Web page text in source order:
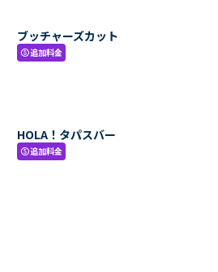
ブッチャーズカット
paid追加料金
HOLA！タパスバー
paid追加料金